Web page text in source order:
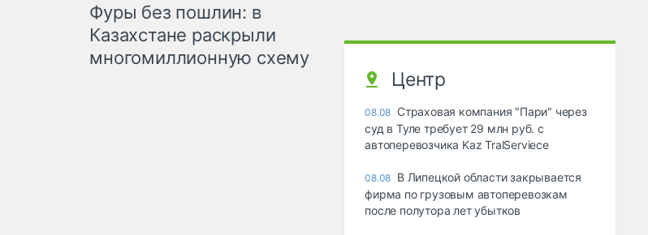
Фуры без пошлин: в
Казахстане раскрыли
многомиллионную схему
Центр
08.08 Страховая компания "Пари" через
суд в Туле требует 29 млн руб. с
автоперевозчика Kaz TralServiece
08.08 В Липецкой области закрывается
фирма по грузовым автоперевозкам
после полутора лет убытков